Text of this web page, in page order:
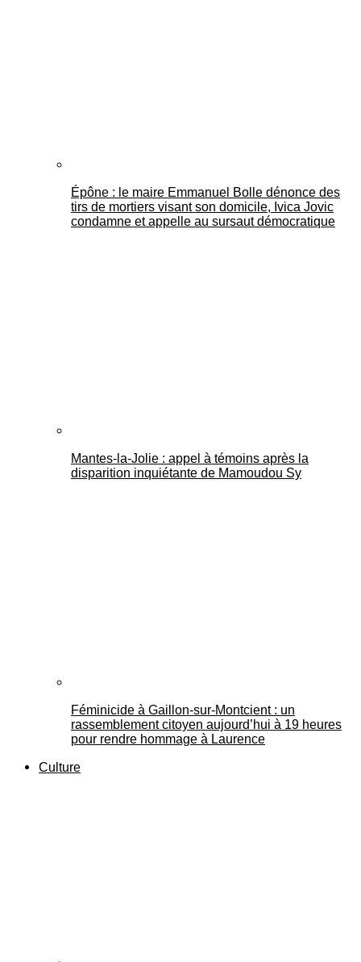
Épône : le maire Emmanuel Bolle dénonce des
tirs de mortiers visant son domicile, Ivica Jovic
condamne et appelle au sursaut démocratique
Mantes-la-Jolie : appel à témoins après la
disparition inquiétante de Mamoudou Sy
Féminicide à Gaillon‑sur‑Montcient : un
rassemblement citoyen aujourd’hui à 19 heures
pour rendre hommage à Laurence
Culture